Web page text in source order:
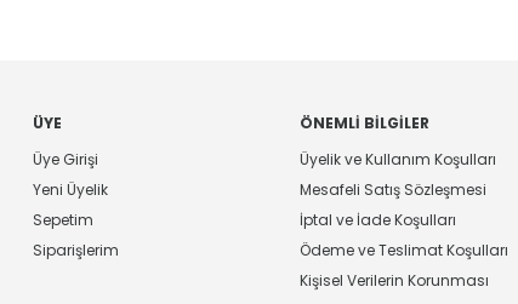
ÜYE
Üye Girişi
Yeni Üyelik
Sepetim
Siparişlerim
ÖNEMLI BILGILER
Üyelik ve Kullanım Koşulları
Mesafeli Satış Sözleşmesi
İptal ve İade Koşulları
Ödeme ve Teslimat Koşulları
Kişisel Verilerin Korunması